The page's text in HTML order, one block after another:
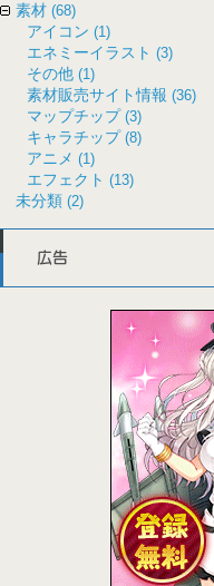
素材 (68)
アイコン (1)
エネミーイラスト (3)
その他 (1)
素材販売サイト情報 (36)
マップチップ (3)
キャラチップ (8)
アニメ (1)
エフェクト (13)
未分類 (2)
広告